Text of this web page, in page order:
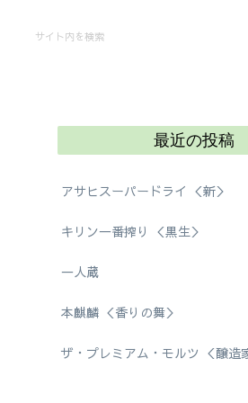
最近の投稿
アサヒスーパードライ ＜新＞
キリン一番搾り ＜黒生＞
一人蔵
本麒麟 ＜香りの舞＞
ザ・プレミアム・モルツ ＜醸造